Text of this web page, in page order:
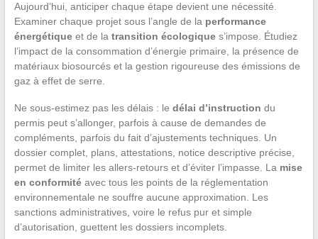
Aujourd’hui, anticiper chaque étape devient une nécessité.
Examiner chaque projet sous l’angle de la performance
énergétiqueet de la transition écologiques’impose. Étudiez
l’impact de la consommation d’énergie primaire, la présence de
matériaux biosourcés et la gestion rigoureuse des émissions de
gaz à effet de serre.
Ne sous-estimez pas les délais : le délai d’instruction du
permis peut s’allonger, parfois à cause de demandes de
compléments, parfois du fait d’ajustements techniques. Un
dossier complet, plans, attestations, notice descriptive précise,
permet de limiter les allers-retours et d’éviter l’impasse. La mise
en conformitéavec tous les points de la réglementation
environnementale ne souffre aucune approximation. Les
sanctions administratives, voire le refus pur et simple
d’autorisation, guettent les dossiers incomplets.